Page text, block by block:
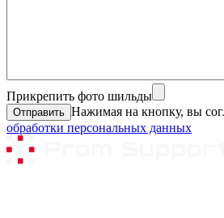
Прикрепить фото шильды
Нажимая на кнопку, вы
обработки персональных данных